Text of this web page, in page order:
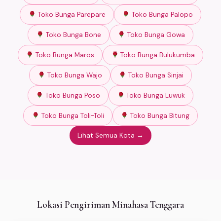
Toko Bunga Parepare Toko Bunga Palopo
Toko Bunga Bone Toko Bunga Gowa
Toko Bunga Maros Toko Bunga Bulukumba
Toko Bunga Wajo Toko Bunga Sinjai
Toko Bunga Poso Toko Bunga Luwuk
Toko Bunga Toli-Toli Toko Bunga Bitung
Lihat Semua Kota →
Lokasi Pengiriman Minahasa Tenggara